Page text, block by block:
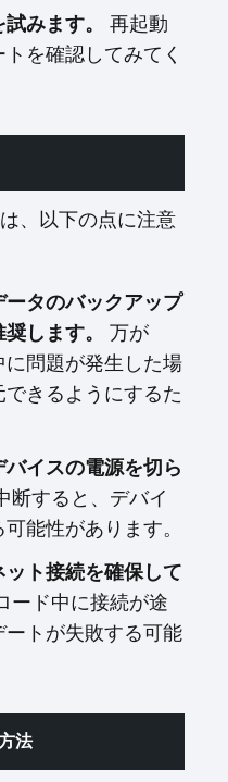
みます。
再起動
を確認してみてく
、以下の点に注意
タのバックアップ
します。
万が
問題が発生した場
きるようにするた
イスの電源を切ら
断すると、デバイ
能性があります。
ト接続を確保して
ード中に接続が途
トが失敗する可能
法